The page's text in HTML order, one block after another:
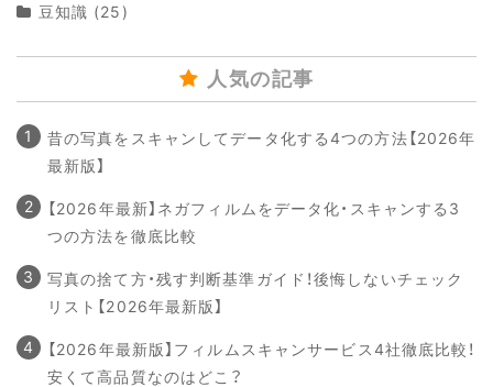
豆知識 (25)
人気の記事
昔の写真をスキャンしてデータ化する4つの方法【2026年
最新版】
【2026年最新】ネガフィルムをデータ化・スキャンする3
つの方法を徹底比較
写真の捨て方・残す判断基準ガイド！後悔しないチェック
リスト【2026年最新版】
【2026年最新版】フィルムスキャンサービス4社徹底比較！
安くて高品質なのはどこ？